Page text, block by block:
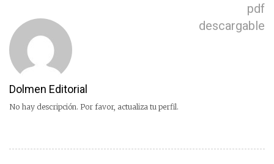
pdf
descargable
Dolmen Editorial
No hay descripción. Por favor, actualiza tu perfil.